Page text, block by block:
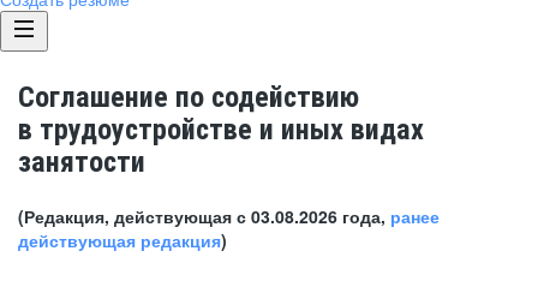
Соглашение по содействию
в трудоустройстве и иных видах
занятости
(Редакция, действующая с 03.08.2026 года, ранее
действующая редакция)